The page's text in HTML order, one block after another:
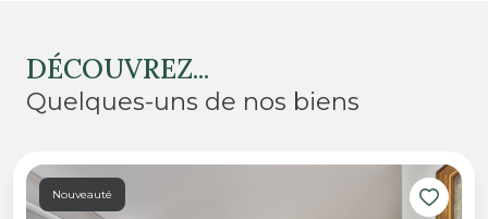
DÉCOUVREZ...
quelques-uns de nos biens
Nouveauté